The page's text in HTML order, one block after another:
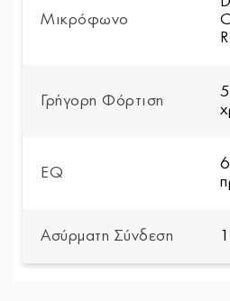
Μικρόφωνο
Γρήγορη Φόρτιση
EQ
Ασύρματη Σύνδεση